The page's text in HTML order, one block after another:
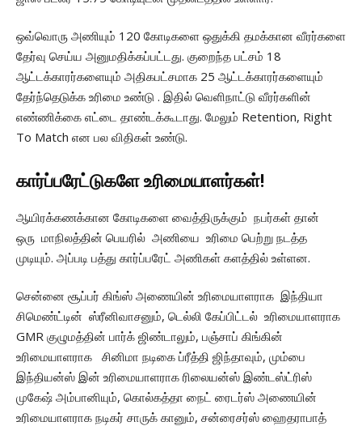
ஒவ்வொரு அணியும் 120 கோடிகளை ஒதுக்கி தமக்கான வீரர்களை
தேர்வு செய்ய அனுமதிக்கப்பட்டது. குறைந்த பட்சம் 18
ஆட்டக்காரர்களையும் அதிகபட்சமாக 25 ஆட்டக்காரர்களையும்
தேர்ந்தெடுக்க உரிமை உண்டு . இதில் வெளிநாட்டு வீரர்களின்
எண்ணிக்கை எட்டை தாண்டக்கூடாது. மேலும் Retention, Right
To Match என பல விதிகள் உண்டு.
கார்ப்பரேட்டுகளே உரிமையாளர்கள்!
ஆயிரக்கணக்கான கோடிகளை வைத்திருக்கும் நபர்கள் தான்
ஒரு மாநிலத்தின் பெயரில் அணியை உரிமை பெற்று நடத்த
முடியும். அப்படி பத்து கார்ப்பரேட் அணிகள் களத்தில் உள்ளன.
சென்னை சூப்பர் கிங்ஸ் அணையின் உரிமையாளராக இந்தியா
சிமெண்ட்டின் ஸ்ரீனிவாசனும், டெல்லி கேப்பிட்டல் உரிமையாளராக
GMR குழுமத்தின் பார்க் ஜிண்டாலும், பஞ்சாப் கிங்கின்
உரிமையாளராக சினிமா நடிகை ப்ரீத்தி ஜிந்தாவும், மும்பை
இந்தியன்ஸ் இன் உரிமையாளராக ரிலையன்ஸ் இண்டஸ்ட்ரிஸ்
முகேஷ் அம்பானியும், கொல்கத்தா நைட் ரைடர்ஸ் அணையின்
உரிமையாளராக நடிகர் சாருக் கானும், சன்ரைசர்ஸ் ஹைதராபாத்